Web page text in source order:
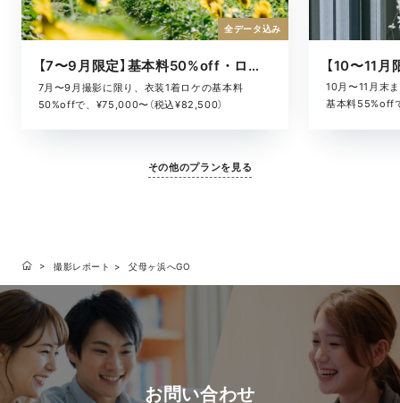
【7〜9月限定】基本料50%off・ロケキャンペーン
7月〜9月撮影に限り、衣装1着ロケの基本料
50%offで、¥75,000〜（税込¥82,500）
全データ込み
10月〜11月末
基本料55%off
その他のプランを見る
撮影レポート 父母ヶ浜へGO
お問い合わせ